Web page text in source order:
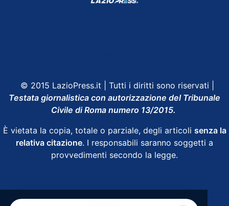
© 2015 LazioPress.it | Tutti i diritti sono riservati |
Testata giornalistica con autorizzazione del Tribunale
Civile di Roma numero 13/2015.
È vietata la copia, totale o parziale, degli articoli senza la
relativa citazione. I responsabili saranno soggetti a
provvedimenti secondo la legge.